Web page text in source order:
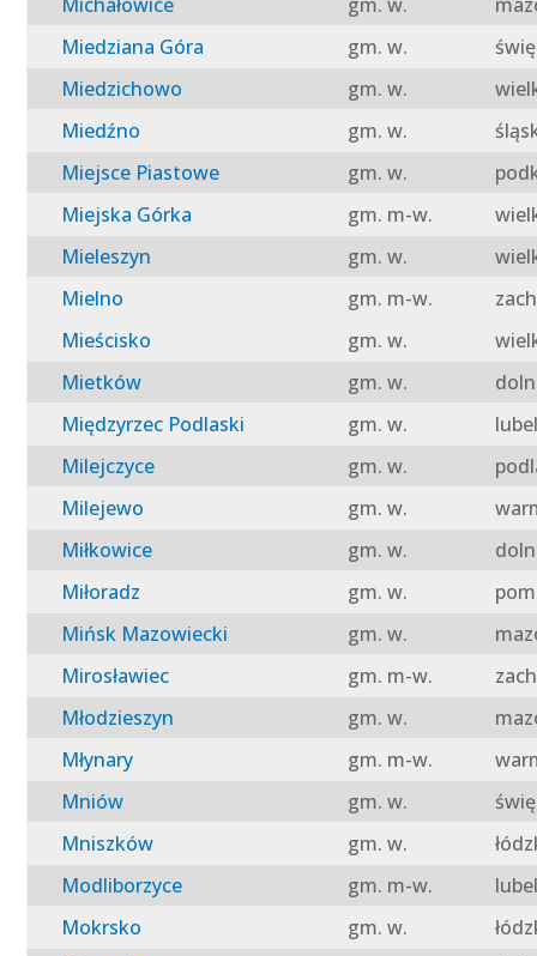
Miedziana Góra
gm. w.
Miedzichowo
gm. w.
Miedźno
gm. w.
Miejsce Piastowe
gm. w.
Miejska Górka
gm. m-w.
Mieleszyn
gm. w.
Mielno
gm. m-w.
Mieścisko
gm. w.
Mietków
gm. w.
Międzyrzec Podlaski
gm. w.
Milejczyce
gm. w.
Milejewo
gm. w.
Miłkowice
gm. w.
Miłoradz
gm. w.
Mińsk Mazowiecki
gm. w.
Mirosławiec
gm. m-w.
Młodzieszyn
gm. w.
Młynary
gm. m-w.
Mniów
gm. w.
Mniszków
gm. w.
Modliborzyce
gm. m-w.
Mokrsko
gm. w.